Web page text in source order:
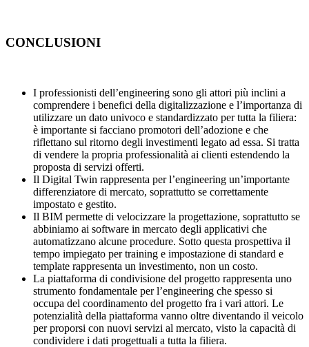
CONCLUSIONI
I professionisti dell’engineering sono gli attori più inclini a
comprendere i benefici della digitalizzazione e l’importanza di
utilizzare un dato univoco e standardizzato per tutta la filiera:
è importante si facciano promotori dell’adozione e che
riflettano sul ritorno degli investimenti legato ad essa. Si tratta
di vendere la propria professionalità ai clienti estendendo la
proposta di servizi offerti.
Il Digital Twin rappresenta per l’engineering un’importante
differenziatore di mercato, soprattutto se correttamente
impostato e gestito.
Il BIM permette di velocizzare la progettazione, soprattutto se
abbiniamo ai software in mercato degli applicativi che
automatizzano alcune procedure. Sotto questa prospettiva il
tempo impiegato per training e impostazione di standard e
template rappresenta un investimento, non un costo.
La piattaforma di condivisione del progetto rappresenta uno
strumento fondamentale per l’engineering che spesso si
occupa del coordinamento del progetto fra i vari attori. Le
potenzialità della piattaforma vanno oltre diventando il veicolo
per proporsi con nuovi servizi al mercato, visto la capacità di
condividere i dati progettuali a tutta la filiera.